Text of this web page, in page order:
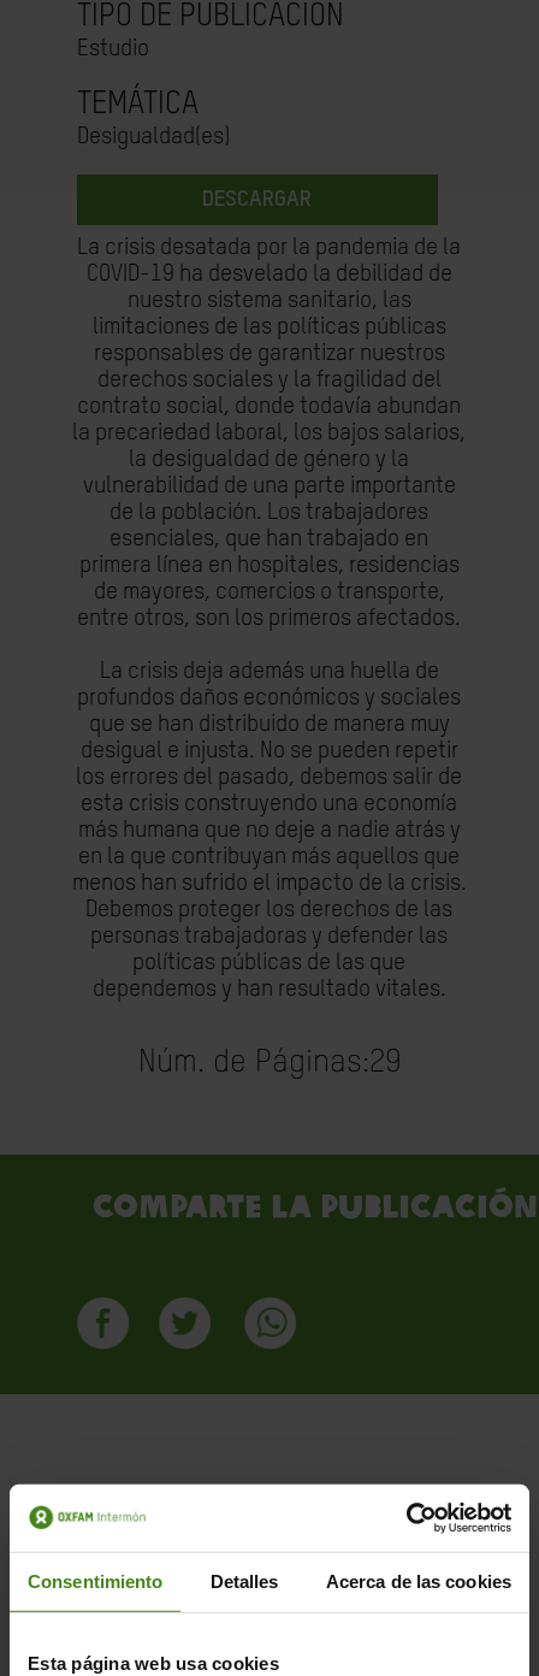
Consentimiento Detalles Acerca de las cookies
Esta página web usa cookies
TIPO DE PUBLICACIÓN
Estudio
TEMÁTICA
Desigualdad(es)
DESCARGAR
La crisis desatada por la pandemia de la
COVID-19 ha desvelado la debilidad de
nuestro sistema sanitario, las
limitaciones de las políticas públicas
responsables de garantizar nuestros
derechos sociales y la fragilidad del
contrato social, donde todavía abundan
la precariedad laboral, los bajos salarios,
la desigualdad de género y la
vulnerabilidad de una parte importante
de la población. Los trabajadores
esenciales, que han trabajado en
primera línea en hospitales, residencias
de mayores, comercios o transporte,
entre otros, son los primeros afectados.
La crisis deja además una huella de
profundos daños económicos y sociales
que se han distribuido de manera muy
desigual e injusta. No se pueden repetir
los errores del pasado, debemos salir de
esta crisis construyendo una economía
más humana que no deje a nadie atrás y
en la que contribuyan más aquellos que
menos han sufrido el impacto de la crisis.
Debemos proteger los derechos de las
personas trabajadoras y defender las
políticas públicas de las que
dependemos y han resultado vitales.
Núm. de Páginas:29
Comparte la publicación
PUBLICACIONES RELACIONADAS